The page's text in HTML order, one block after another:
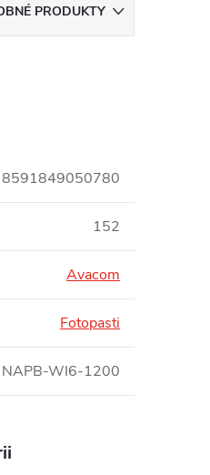
PRODUKTY
8591849050780
152
Avacom
Fotopasti
NAPB-WI6-1200